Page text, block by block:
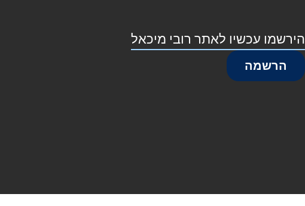
הירשמו עכשיו לאתר רובי מיכאל
הרשמה